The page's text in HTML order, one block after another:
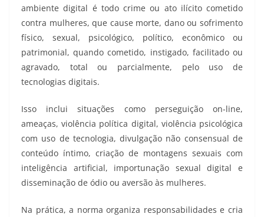
ambiente digital é todo crime ou ato ilícito cometido
contra mulheres, que cause morte, dano ou sofrimento
físico, sexual, psicológico, político, econômico ou
patrimonial, quando cometido, instigado, facilitado ou
agravado, total ou parcialmente, pelo uso de
tecnologias digitais.
Isso inclui situações como perseguição on-line,
ameaças, violência política digital, violência psicológica
com uso de tecnologia, divulgação não consensual de
conteúdo íntimo, criação de montagens sexuais com
inteligência artificial, importunação sexual digital e
disseminação de ódio ou aversão às mulheres.
Na prática, a norma organiza responsabilidades e cria